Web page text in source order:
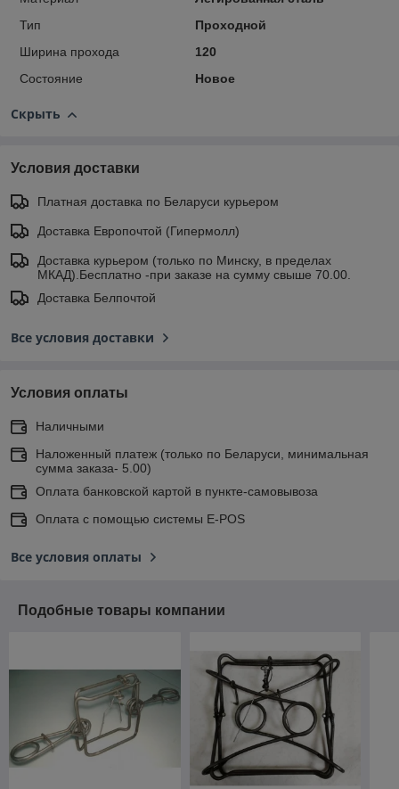
Тип
Проходной
Ширина прохода
120
Состояние
Новое
Скрыть
Условия доставки
Платная доставка по Беларуси курьером
Доставка Европочтой (Гипермолл)
Доставка курьером (только по Минску, в пределах
МКАД).Бесплатно -при заказе на сумму свыше 70.00.
Доставка Белпочтой
Все условия доставки
Условия оплаты
Наличными
Наложенный платеж (только по Беларуси, минимальная
сумма заказа- 5.00)
Оплата банковской картой в пункте-самовывоза
Оплата с помощью системы E-POS
Все условия оплаты
Подобные товары компании